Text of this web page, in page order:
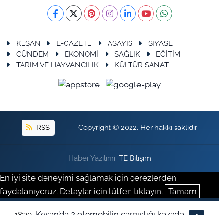
KEŞAN E-GAZETE ASAYİŞ
SİYASET
GÜNDEM
EKONOMİ SAĞLIK
EĞİTİM
TARIM VE HAYVANCILIK
KÜLTÜR SANAT
RSS Copyright © 2022. Her hakkı saklıdır.
Haber Yazılımı: TE Bilişim
En iyi site deneyimi sağlamak için çerezlerden
faydalanıyoruz. Detaylar için lütfen tıklayın. Tamam